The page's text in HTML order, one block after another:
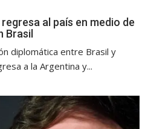
al país en medio de
Brasil
diplomática entre Brasil y
a la Argentina y...